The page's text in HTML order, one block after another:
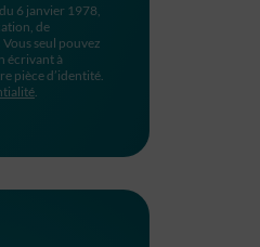
6 janvier 1978,
de
seul pouvez
écrivant à
pièce d’identité.